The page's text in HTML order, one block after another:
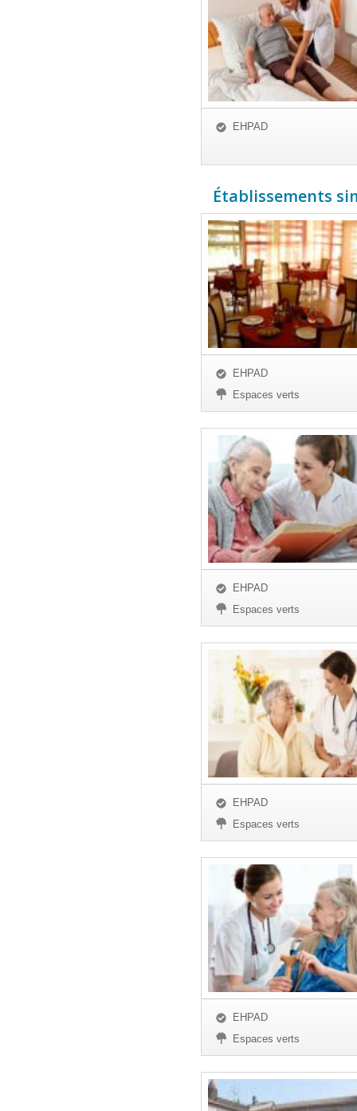
EHPAD
Établissements
EHPAD
Espaces verts
EHPAD
Espaces verts
EHPAD
Espaces verts
EHPAD
Espaces verts